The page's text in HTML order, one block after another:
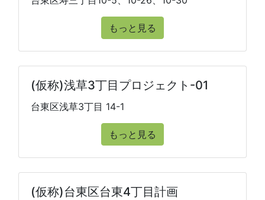
もっと見る
(仮称)浅草3丁目プロジェクト-01
台東区浅草3丁目 14-1
もっと見る
(仮称)台東区台東4丁目計画